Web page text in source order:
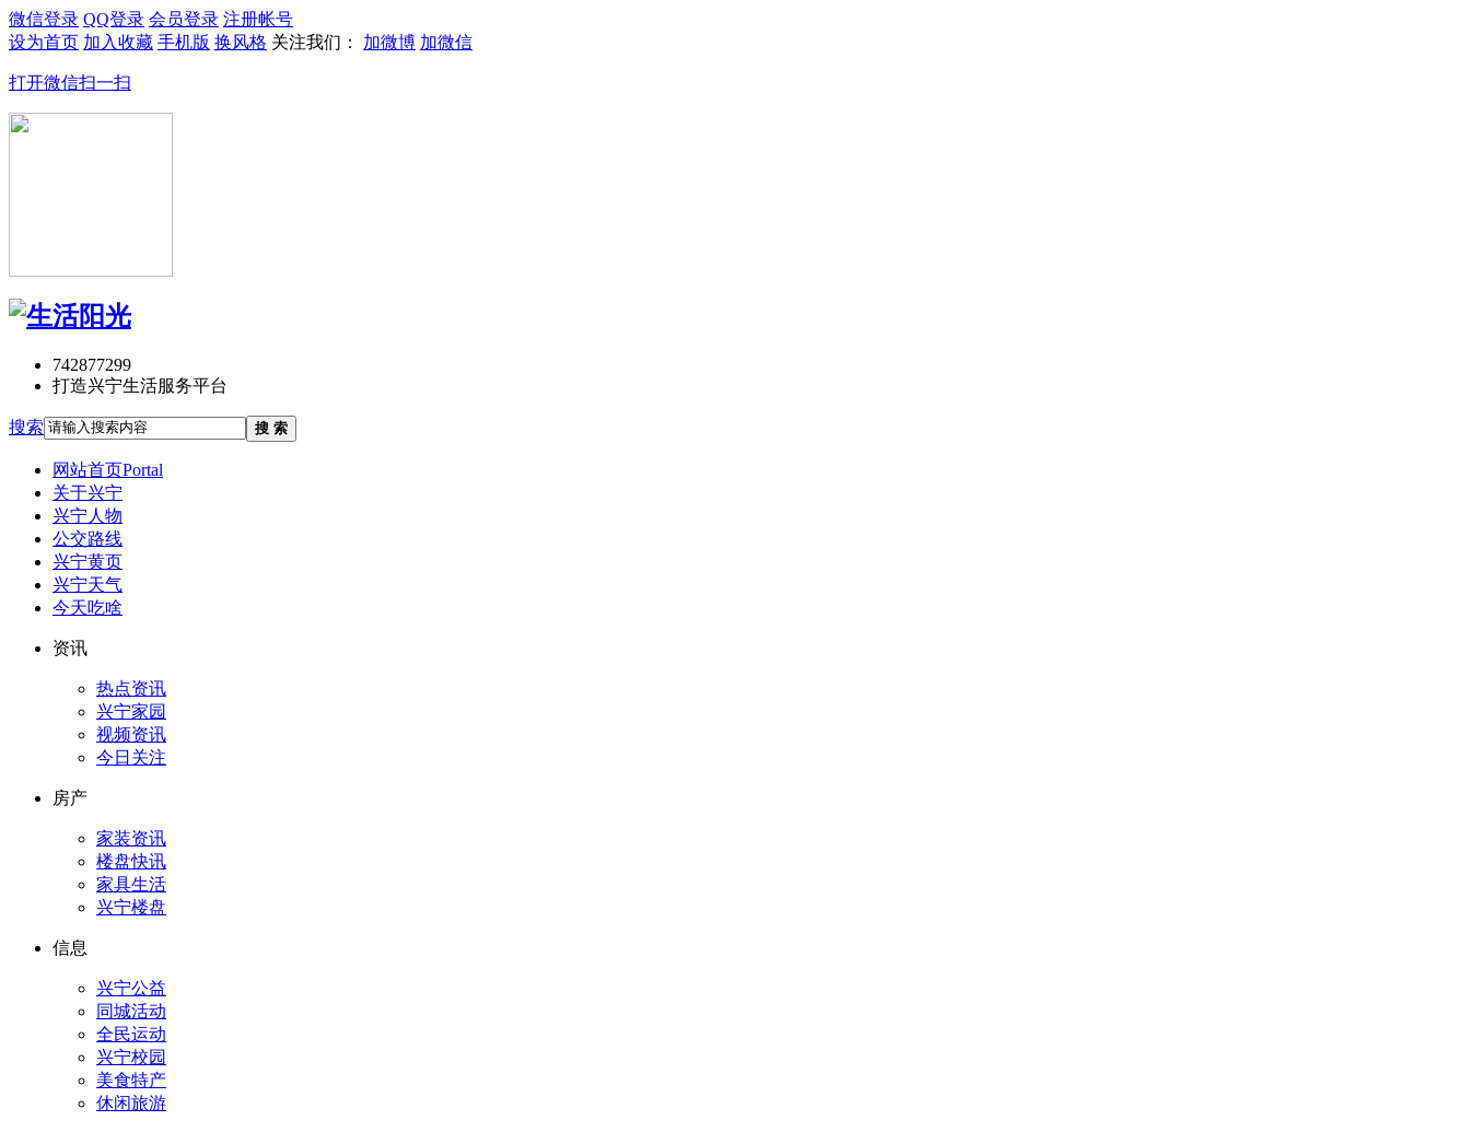
微信登录 QQ登录 会员登录 注册帐号
设为首页 加入收藏 手机版 换风格 关注我们： 加微博 加微信
打开微信扫一扫
742877299
打造兴宁生活服务平台
搜索 搜 索
网站首页Portal
关于兴宁
兴宁人物
公交路线
兴宁黄页
兴宁天气
今天吃啥
资讯
热点资讯
兴宁家园
视频资讯
今日关注
房产
家装资讯
楼盘快讯
家具生活
兴宁楼盘
信息
兴宁公益
同城活动
全民运动
兴宁校园
美食特产
休闲旅游